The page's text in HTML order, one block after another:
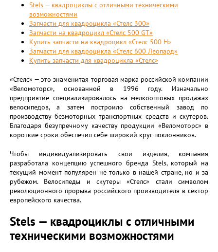
Stels — квадроциклы с отличными техническими
возможностями
Запчасти для квадроцикла «Стелс 300»
Запчасти на квадроцикл «Стелс 500 GT»
Купить запчасти на квадроцикл «Стелс 500 Н»
Запчасти для квадроцикла «Стелс 600 Леопард»
Купить запчасти для квадроцикла «Стелс»
«Стелс» — это знаменитая торговая марка российской компании
«Веломоторс», основанной в 1996 году. Изначально
предприятие специализировалось на мелкооптовых продажах
велосипедов, а затем построило собственный завод по
производству безмоторных транспортных средств и скутеров.
Благодаря безупречному качеству продукции «Веломоторс» в
короткие сроки обеспечил себе широкий круг поклонников.
Чтобы индивидуализировать свои изделия, компания
разработала концепцию успешного бренда Stels, который на
текущий момент популярен не только в нашей стране, но и за
рубежом. Велосипеды и скутеры «Стелс» стали символом
революционного прорыва российского производителя в сектор
европейского качества.
Stels — квадроциклы с отличными
техническими возможностями